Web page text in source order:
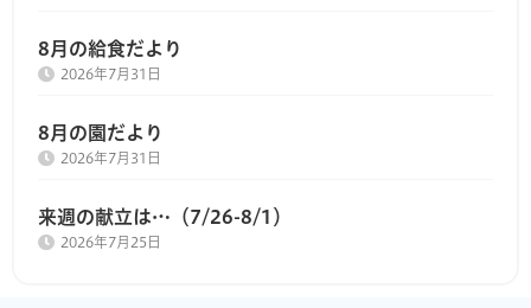
8月の給食だより
2026年7月31日
8月の園だより
2026年7月31日
来週の献立は…（7/26-8/1）
2026年7月25日